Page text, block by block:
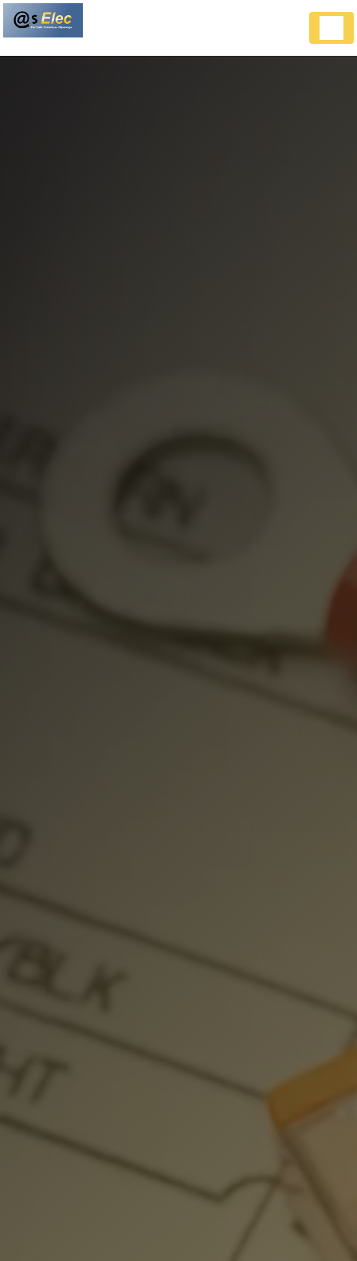
Panneau de gestion des cookies